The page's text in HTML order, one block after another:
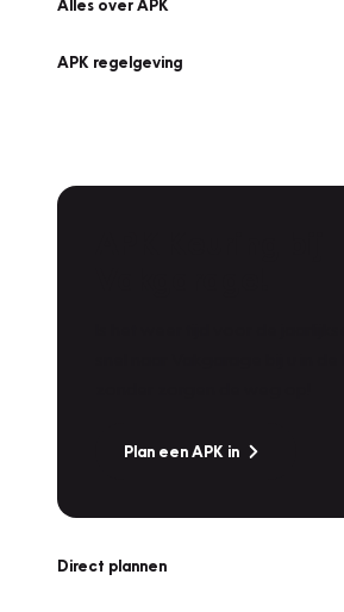
Alles over APK
APK regelgeving
Plan een APK in
Direct plannen